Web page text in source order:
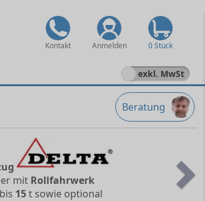
Kontakt Anmelden 0 Stück
exkl. MwSt
Beratung
mit Rollfahrwerk
15t sowie optional